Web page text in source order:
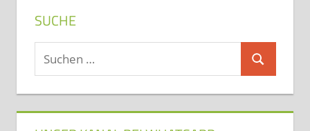
SUCHE
Suchen
nach:
Suchen